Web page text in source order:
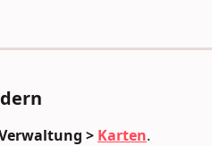
> Karten.